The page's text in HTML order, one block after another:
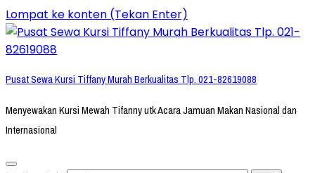
Lompat ke konten (Tekan Enter)
Pusat Sewa Kursi Tiffany Murah Berkualitas Tlp. 021-82619088
Menyewakan Kursi Mewah Tifanny utk Acara Jamuan Makan Nasional dan
Internasional